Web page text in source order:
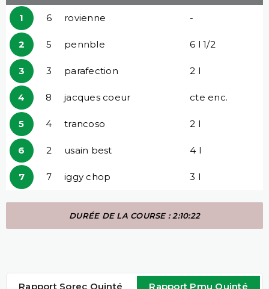
1 6 rovienne -
2 5 pennble 6 l 1/2
3 3 parafection 2 l
4 8 jacques coeur cte enc.
5 4 trancoso 2 l
6 2 usain best 4 l
7 7 iggy chop 3 l
DURÉE DE LA COURSE : 2:10:22
Rapport Sorec Quinté Rapport Pmu Quinté